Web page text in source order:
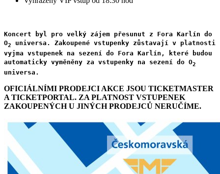
Koncert byl pro velký zájem přesunut z Fora Karlín do
O2
universa. Zakoupené vstupenky zůstavají v platnosti
vyjma vstupenek na sezení do Fora Karlín, které budou
automaticky vyměněny za vstupenky na sezení do O2
universa.
OFICIÁLNÍMI PRODEJCI AKCE JSOU TICKETMASTER
A TICKETPORTAL. ZA PLATNOST VSTUPENEK
ZAKOUPENÝCH U JINÝCH PRODEJCŮ NERUČÍME.